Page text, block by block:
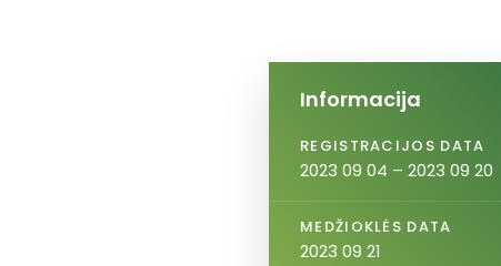
Informacija
REGISTRACIJOS DATA
2023 09 04 – 2023 09 20
MEDŽIOKLĖS DATA
2023 09 21